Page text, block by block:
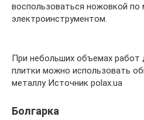
воспользоваться ножовкой по
электроинструментом.
При небольших объемах работ
плитки можно использовать
металлу Источник polax.ua
Болгарка